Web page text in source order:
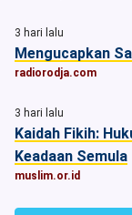
3 hari lalu
Mengucapkan
radiorodja.com
3 hari lalu
Kaidah Fikih:
Keadaan Semula
muslim.or.id